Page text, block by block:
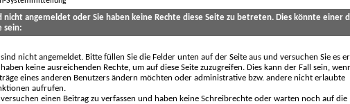
nicht angemeldet oder Sie haben keine Rechte diese Seite zu betreten. Dies könnte einer
sein:
sind nicht angemeldet. Bitte füllen Sie die Felder unten auf der Seite aus und versuchen Sie es
haben keine ausreichenden Rechte, um auf diese Seite zuzugreifen. Dies kann der Fall sein,
eines anderen Benutzers ändern möchten oder administrative bzw. andere nicht erlaubte
aufrufen.
versuchen einen Beitrag zu verfassen und haben keine Schreibrechte oder warten noch auf die